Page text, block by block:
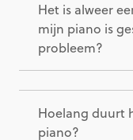
Het is alweer
mijn piano is
probleem?
Hoelang duurt
piano?